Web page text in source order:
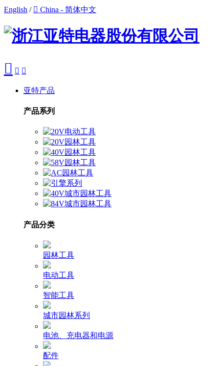
English /  China - 简体中文
  
亚特产品
产品系列
产品分类
园林工具
电动工具
智能工具
城市园林系列
电池、充电器和电源
配件